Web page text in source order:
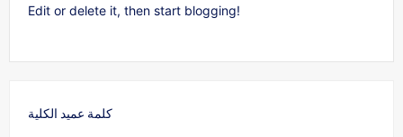
Edit or delete it, then start blogging!
كلمة عميد الكلية